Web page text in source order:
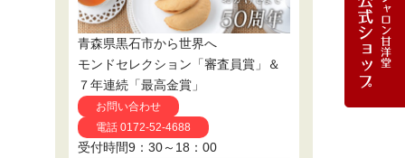
青森県黒石市から世界へ
モンドセレクション「審査員賞」＆
７年連続「最高金賞」
お問い合わせ
電話 0172-52-4688
受付時間9：30～18：00